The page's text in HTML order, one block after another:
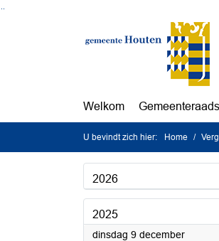
Welkom
U bevindt zich hier: Home
2026
2025
dinsdag 9 december2025